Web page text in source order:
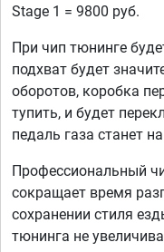
Stage 1 = 9800 руб.
При чип тюнинге
подхват будет
оборотов, коробка
тупить, и будет
педаль газа станет
Профессиональный
сокращает время
сохранении стиля
тюнинга не